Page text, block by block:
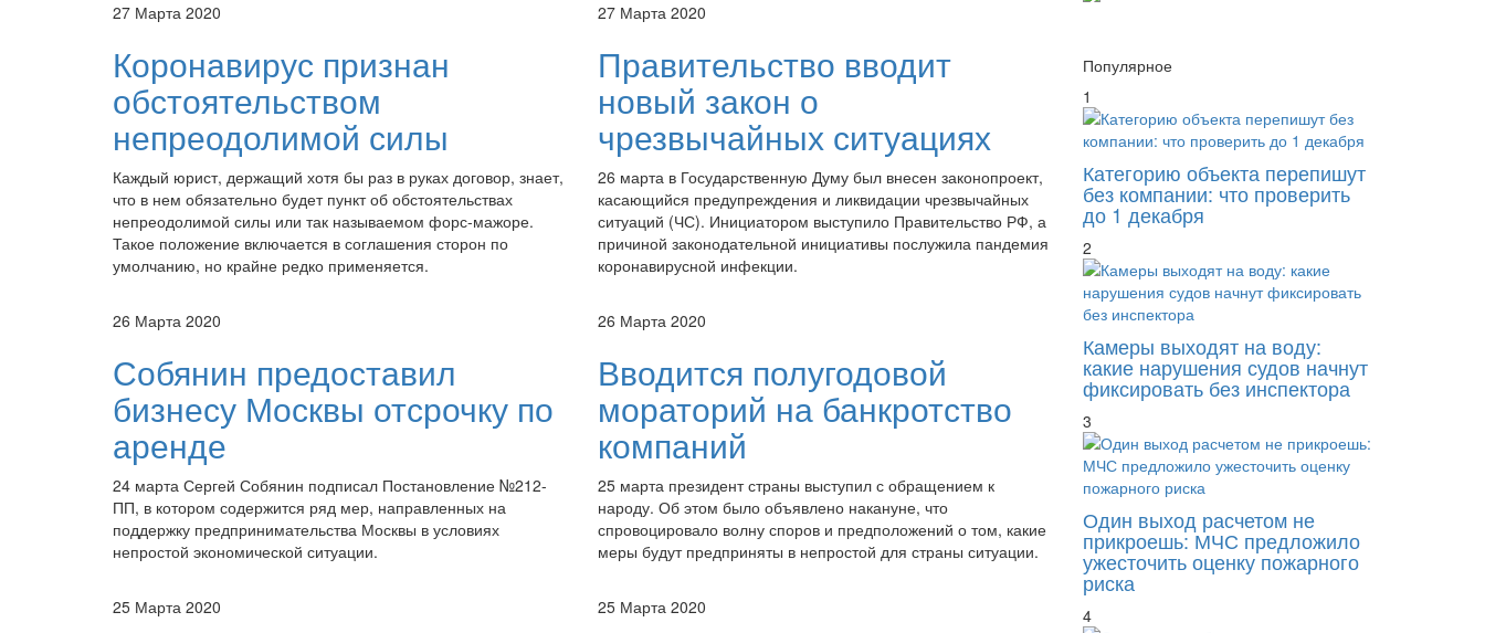
27 Марта 2020
Коронавирус признан
обстоятельством
непреодолимой силы
Каждый юрист, держащий хотя бы раз в руках договор, знает,
что в нем обязательно будет пункт об обстоятельствах
непреодолимой силы или так называемом форс-мажоре.
Такое положение включается в соглашения сторон по
умолчанию, но крайне редко применяется.
27 Марта 2020
Правительство вводит
новый закон о
чрезвычайных ситуациях
26 марта в Государственную Думу был внесен законопроект,
касающийся предупреждения и ликвидации чрезвычайных
ситуаций (ЧС). Инициатором выступило Правительство РФ, а
причиной законодательной инициативы послужила пандемия
коронавирусной инфекции.
26 Марта 2020
Собянин предоставил
бизнесу Москвы отсрочку по
аренде
24 марта Сергей Собянин подписал Постановление №212-
ПП, в котором содержится ряд мер, направленных на
поддержку предпринимательства Москвы в условиях
непростой экономической ситуации.
26 Марта 2020
Вводится полугодовой
мораторий на банкротство
компаний
25 марта президент страны выступил с обращением к
народу. Об этом было объявлено накануне, что
спровоцировало волну споров и предположений о том, какие
меры будут предприняты в непростой для страны ситуации.
25 Марта 2020 25 Марта 2020
Популярное
1
Категорию объекта перепишут
без компании: что проверить
до 1 декабря
2
Камеры выходят на воду:
какие нарушения судов начнут
фиксировать без инспектора
3
Один выход расчетом не
прикроешь: МЧС предложило
ужесточить оценку пожарного
риска
4